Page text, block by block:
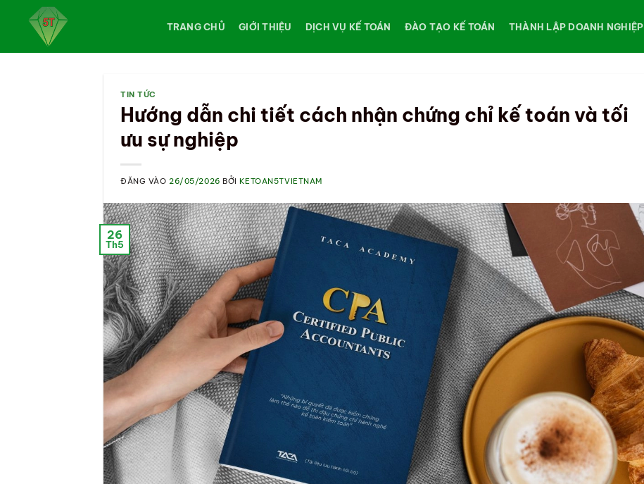
TRANG CHỦ GIỚI THIỆU DỊCH VỤ KẾ TOÁN ĐÀO TẠO KẾ TOÁN THÀNH LẬP DOANH NGHIỆP
TIN TỨC
Hướng dẫn chi tiết cách nhận chứng chỉ kế toán và tối
ưu sự nghiệp
ĐĂNG VÀO 26/05/2026 BỞIKETOAN5TVIETNAM
26
Th5